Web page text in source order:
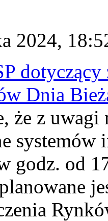
2024,
dotyczący
Dnia
że z uwagi
godz. od